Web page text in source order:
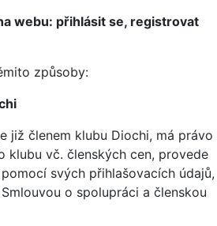
webu: přihlásit se, registrovat
způsoby:
již členem klubu Diochi, má právo
klubu vč. členských cen, provede
pomocí svých přihlašovacích údajů,
o spolupráci a členskou